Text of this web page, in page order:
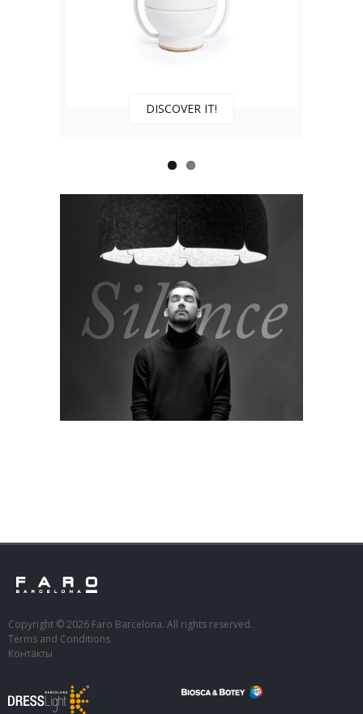
DISCOVER IT!
Copyright © 2026 Faro Barcelona. All rights reserved.
Terms and Conditions
Контакты